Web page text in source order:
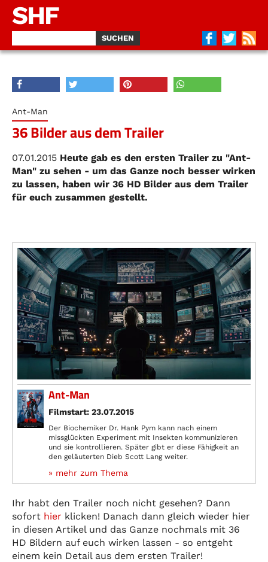
SHF
Ant-Man
36 Bilder aus dem Trailer
07.01.2015 Heute gab es den ersten Trailer zu "Ant-
Man" zu sehen - um das Ganze noch besser wirken
zu lassen, haben wir 36 HD Bilder aus dem Trailer
für euch zusammen gestellt.
Ant-Man
Filmstart: 23.07.2015
Der Biochemiker Dr. Hank Pym kann nach einem
missglückten Experiment mit Insekten kommunizieren
und sie kontrollieren. Später gibt er diese Fähigkeit an
den geläuterten Dieb Scott Lang weiter.
» mehr zum Thema
Ihr habt den Trailer noch nicht gesehen? Dann
sofort hier klicken! Danach dann gleich wieder hier
in diesen Artikel und das Ganze nochmals mit 36
HD Bildern auf euch wirken lassen - so entgeht
einem kein Detail aus dem ersten Trailer!